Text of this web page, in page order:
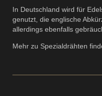
In Deutschland wird für
genutzt, die englische
allerdings ebenfalls
Mehr zu Spezialdrähten